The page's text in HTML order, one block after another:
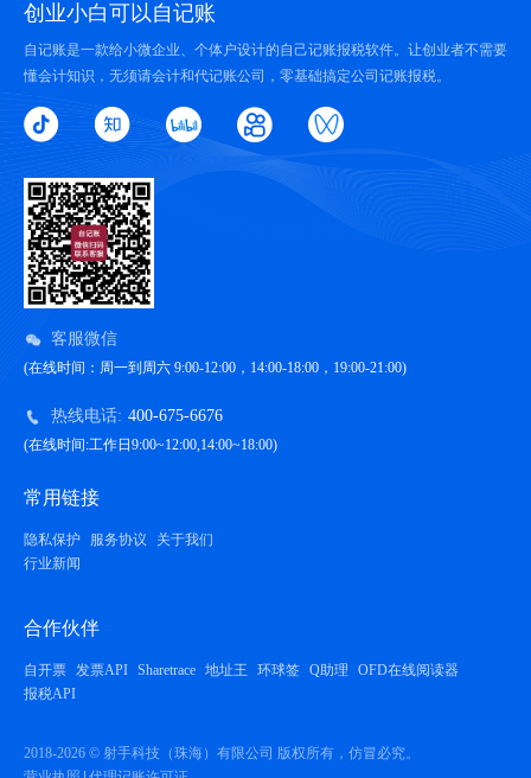
创业小白可以自记账
自记账是一款给小微企业、个体户设计的自己记账报税软件。让创业者不需要
懂会计知识，无须请会计和代记账公司，零基础搞定公司记账报税。
客服微信
(在线时间：周一到周六 9:00-12:00，14:00-18:00，19:00-21:00)
热线电话: 400-675-6676
(在线时间:工作日9:00~12:00,14:00~18:00)
常用链接
隐私保护 服务协议
关于我们
行业新闻
合作伙伴
自开票 发票API Sharetrace 地址王 环球签 Q助理
OFD在线阅读器
报税API
2018-2026 © 射手科技（珠海）有限公司 版权所有，仿冒必究。